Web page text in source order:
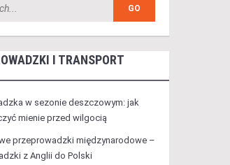
I TRANSPORT
w sezonie deszczowym: jak
mienie przed wilgocią
przeprowadzki międzynarodowe –
z Anglii do Polski